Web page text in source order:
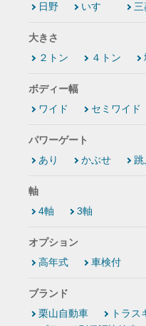
日野
いすゞ 三
大きさ
２トン
４トン
ボディー幅
ワイド
セミワイド
パワーゲート
あり
かぶせ 跳
軸
4軸
3軸
オプション
高年式
車検付
ブランド
栗山自動車
トラス